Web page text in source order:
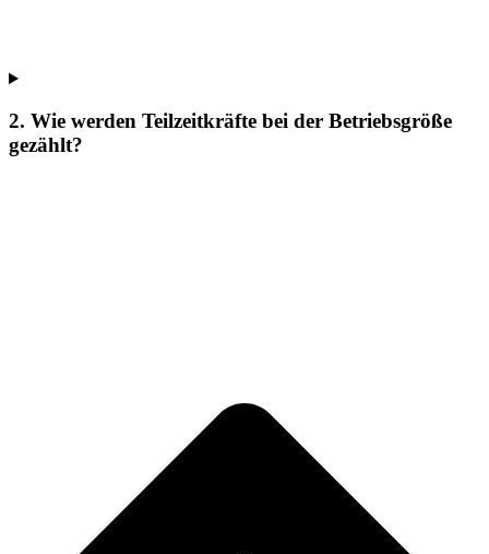
2. Wie werden Teilzeitkräfte bei der Betriebsgröße
gezählt?